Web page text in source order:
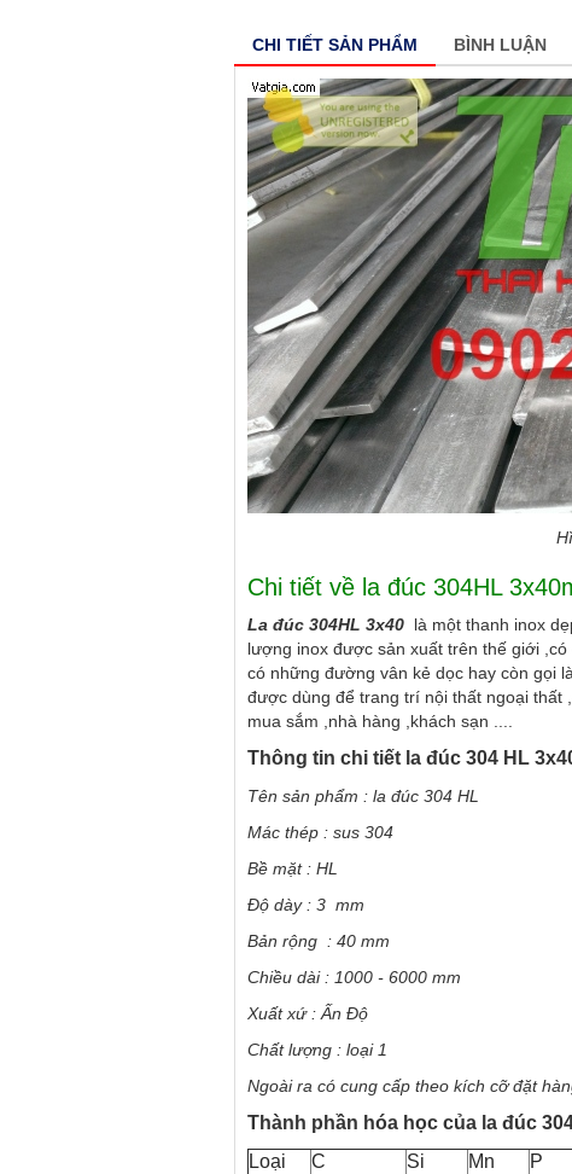
CHI TIẾT SẢN PHẨM BÌNH LUẬN
Hình ảnh : la đúc
Chi tiết về la đúc 304HL
La đúc 304HL 3x40 là một thanh inox
lượng inox được sản xuất trên thế giới
có những đường vân kẻ dọc hay còn gọi
được dùng để trang trí nội thất ngoại thất
mua sắm ,nhà hàng ,khách sạn ....
Thông tin chi tiết la đúc 304 HL
Tên sản phẩm : la đúc 304 HL
Mác thép : sus 304
Bề mặt : HL
Độ dày : 3 mm
Bản rộng : 40 mm
Chiều dài : 1000 - 6000 mm
Xuất xứ : Ấn Độ
Chất lượng : loại 1
Ngoài ra có cung cấp theo kích cỡ đặt
Thành phần hóa học của la đúc
Loại
C Si Mn P